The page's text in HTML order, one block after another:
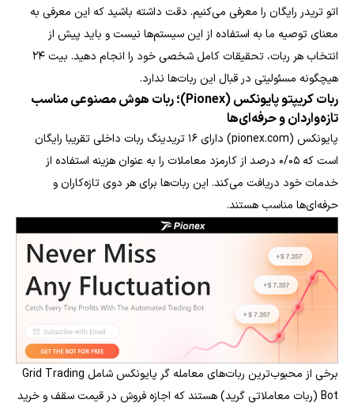
اتو تریدر رایگان را معرفی می‌کنیم. دقت داشته باشید که این معرفی به
معنای توصیه ما به استفاده از این سیستم‌ها نیست و باید پیش از
انتخاب هر ربات، تحقیقات کامل شخصی خود را انجام دهید. بیت ۲۴
هیچگونه مسئولیتی در قبال این ربات‌ها ندارد.
ربات کریپتو پایونکس (Pionex)؛ ربات هوش مصنوعی مناسب
تازه‌واردان و حرفه‌ای‌ها
پایونکس (pionex.com) دارای ۱۶ تریدینگ ربات داخلی تقریبا رایگان
است که ۰/۰۵ درصد از کارمزد معاملات را به عنوان هزینه استفاده از
خدمات خود دریافت می‌کند. این ربات‌ها برای هر دوی تازه‌کاران و
حرفه‌ای‌ها مناسب هستند.
برخی از محبوب‌ترین ربات‌های معامله گر پایونکس شامل Grid Trading
Bot (ربات معاملاتی گرید) هستند که اجازه فروش در قیمت سقف و خرید